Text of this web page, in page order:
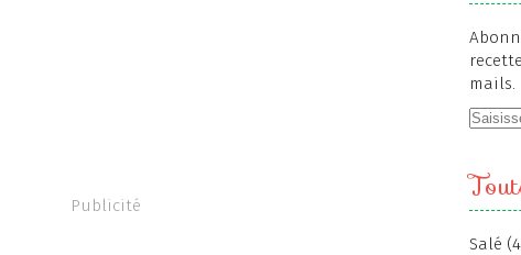
Publicité
mails.
Salé